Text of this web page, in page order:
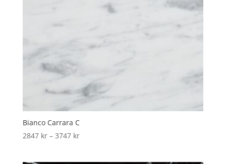
Bianco Carrara C
2847 kr – 3747 krPrice